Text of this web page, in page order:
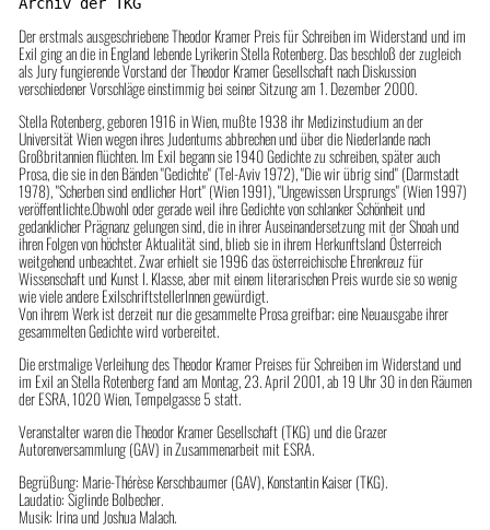
Der erstmals ausgeschriebene Theodor Kramer Preis für Schreiben im Widerstand und im
Exil ging an die in England lebende Lyrikerin Stella Rotenberg. Das beschloß der zugleich
als Jury fungierende Vorstand der Theodor Kramer Gesellschaft nach Diskussion
verschiedener Vorschläge einstimmig bei seiner Sitzung am 1. Dezember 2000.
Stella Rotenberg, geboren 1916 in Wien, mußte 1938 ihr Medizinstudium an der
Universität Wien wegen ih­res Judentums abbrechen und über die Niederlande nach
Großbritannien flüchten. Im Exil begann sie 1940 Gedichte zu schreiben, später auch
Prosa, die sie in den Bänden "Gedichte" (Tel-Aviv 1972), "Die wir übrig sind" (Darmstadt
1978), "Scherben sind endlicher Hort" (Wien 1991), "Ungewissen Ursprungs" (Wien 1997)
veröffentlichte.Obwohl oder gerade weil ihre Gedichte von schlanker Schönheit und
gedanklicher Prägnanz gelungen sind, die in ihrer Auseinandersetzung mit der Shoah und
ihren Folgen von höchster Aktualität sind, blieb sie in ihrem Herkunftsland Österreich
weitgehend unbeachtet. Zwar erhielt sie 1996 das österreichische Ehrenkreuz für
Wissenschaft und Kunst I. Klasse, aber mit einem literarischen Preis wurde sie so wenig
wie viele andere ExilschriftstellerInnen gewürdigt.
Von ihrem Werk ist derzeit nur die gesammelte Prosa greifbar; eine Neuausgabe ihrer
gesammelten Gedichte wird vorbereitet.
Die erstmalige Verleihung des Theodor Kramer Preises für Schreiben im Widerstand und
im Exil an Stella Rotenberg fand am Montag, 23. April 2001, ab 19 Uhr 30 in den Räumen
der ESRA, 1020 Wien, Tempelgasse 5 statt.
Veranstalter waren die Theodor Kramer Gesellschaft (TKG) und die Grazer
Autorenversammlung (GAV) in Zusammenarbeit mit ESRA.
Begrüßung: Marie-Thérèse Kerschbaumer (GAV), Konstantin Kaiser (TKG).
Laudatio: Siglinde Bolbecher.
Musik: Irina und Joshua Malach.